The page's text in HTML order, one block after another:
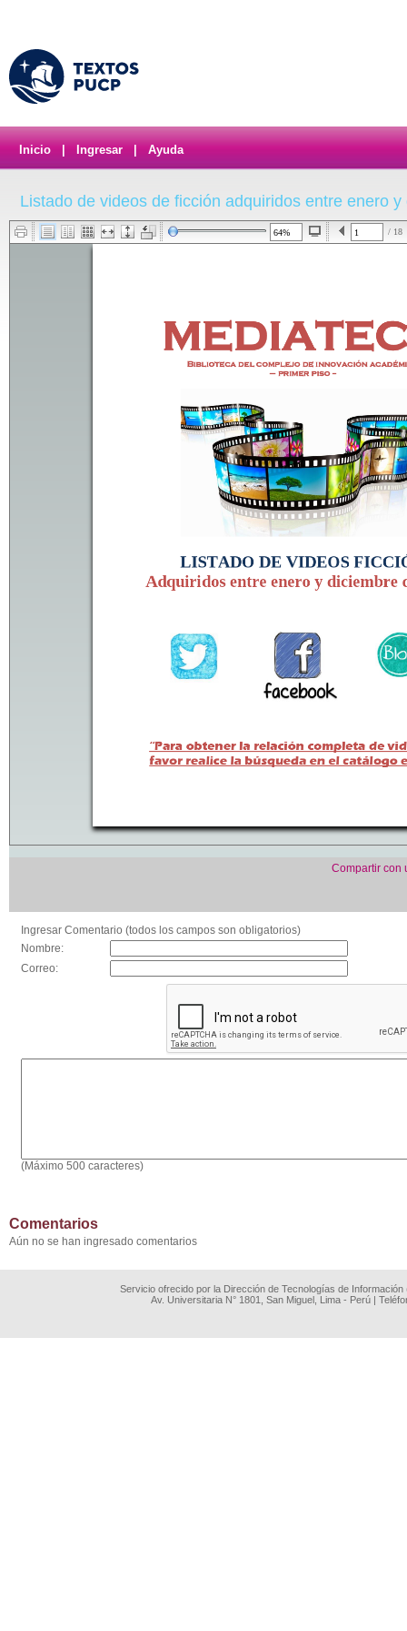
Inicio Ingresar Ayuda
Listado de videos de ficción adquiridos entre enero
/ 18
Compartir con
Ingresar Comentario (todos los campos son obligatorios)
Nombre:
Correo:
(Máximo 500 caracteres)
Comentarios
Aún no se han ingresado comentarios
Servicio ofrecido por la Dirección de Tecnologías de
Av. Universitaria N° 1801, San Miguel, Lima - Perú |